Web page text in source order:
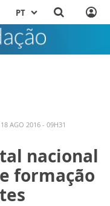
PT
18 AGO 2016 - 09H31
nacional
formação